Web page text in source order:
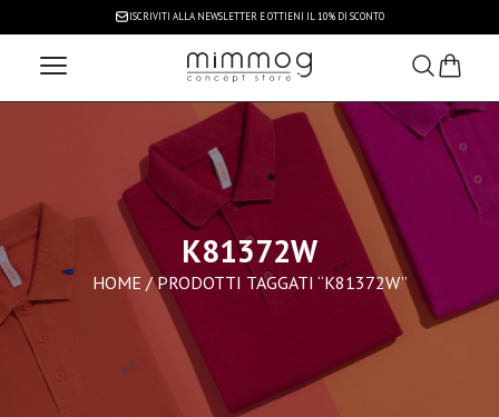
ISCRIVITI ALLA NEWSLETTER E OTTIENI IL 10% DI SCONTO
K81372W
HOME / PRODOTTI TAGGATI “K81372W”